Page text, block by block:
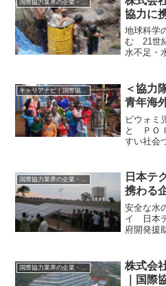
協力に
地球科学
む 21世
水不足・
は、開発
水問題の
キャリアナビ｜国際協力に携わる企業・団体の情報
＜協力
青年海
ビウォミ
と ＰＯ
すい社会
育てる会
人々に青
日本テ
携わる
安全な水
イ 日本
府開発援
わった給
わたる。
株式会
｜国際